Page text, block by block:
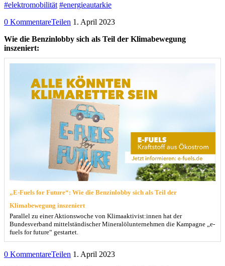
#elektromobilität #energieautarkie
0 KommentareTeilen 1. April 2023
Wie die Benzinlobby sich als Teil der Klimabewegung
inszeniert:
„E-Fuels for Future“: Wie die Benzinlobby sich als Teil der
Klimabewegung inszeniert
Parallel zu einer Aktionswoche von Klimaaktivist:innen hat der
Bundesverband mittelständischer Mineralölunternehmen die Kampagne „e-
fuels for future“ gestartet.
0 KommentareTeilen 1. April 2023